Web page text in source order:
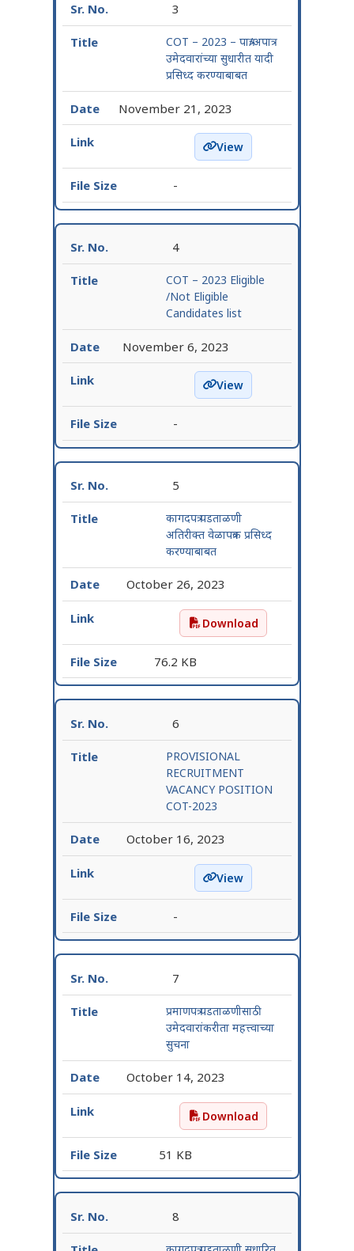
3
COT – 2023 – पात्र/अपात्र
उमेदवारांच्या सुधारीत यादी
प्रसिध्द करण्याबाबत
November 21, 2023
COT – 2023 – पात्र/अपात्र
View
-
4
COT – 2023 Eligible
/Not Eligible
Candidates list
November 6, 2023
COT – 2023 Eligible /
View
-
5
कागदपत्र पडताळणी
अतिरीक्त वेळापत्रक प्रसिध्द
करण्याबाबत
October 26, 2023
कागदपत्र पडताळणी अतिरीक्त
Download
76.2 KB
6
PROVISIONAL
RECRUITMENT
VACANCY POSITION
COT-2023
October 16, 2023
PROVISIONAL
View
-
7
प्रमाणपत्र पडताळणीसाठी
उमेदवारांकरीता महत्त्वाच्या
सुचना
October 14, 2023
प्रमाणपत्र पडताळणीसाठी
Download
51 KB
8